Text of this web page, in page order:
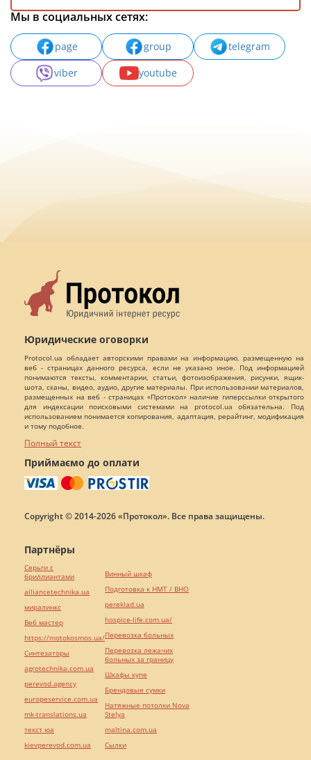
Мы в социальных сетях:
page group
telegram
viber
youtube
Юридические оговорки
Protocol.ua обладает авторскими правами на информацию, размещенную на
веб - страницах данного ресурса, если не указано иное. Под информацией
понимаются тексты, комментарии, статьи, фотоизображения, рисунки, ящик-
шота, сканы, видео, аудио, другие материалы. При использовании материалов,
размещенных на веб - страницах «Протокол» наличие гиперссылки открытого
для индексации поисковыми системами на protocol.ua обязательна. Под
использованием понимается копирования, адаптация, рерайтинг, модификация
и тому подобное.
Полный текст
Приймаємо до оплати
Copyright © 2014-2026 «Протокол». Все права защищены.
Партнёры
Серьги с
бриллиантами
alliancetechnika.ua
миралинкс
Веб мастер
https://motokosmos.ua/
Синтезаторы
agrotechnika.com.ua
perevod.agency
europeservice.com.ua
mk-translations.ua
текст юа
kievperevod.com.ua
Винный шкаф
Подготовка к НМТ / ВНО
pereklad.ua
hospice-life.com.ua/
Перевозка больных
Перевозка лежачих
больных за границу
Шкафы купе
Брендовые сумки
Натяжные потолки Nova
Stelya
maltina.com.ua
Cылки